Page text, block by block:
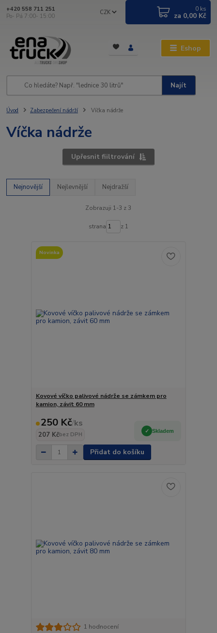
Eshop
CZK
Najít
+420 558 711 251
Po- Pá 7:00- 15:00
0 ks
za 0,00 Kč
Úvod Zabezpečení nádrží Víčka nádrže
Víčka nádrže
Upřesnit fiiltrování
Nejnovější Nejlevnější Nejdražší
Zobrazuji 1-3 z 3
strana z 1
Novinka
Kovové víčko palivové nádrže se zámkem pro
kamion, závit 60 mm
250 Kč/ks
207 Kčbez DPH
Skladem
Přidat do košíku
1 hodnocení